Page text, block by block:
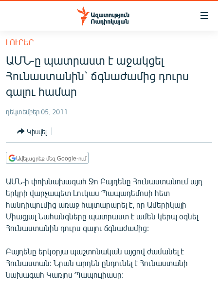
Մատչելիության
հիմնական
բովանդակությանը
Անցնել
հիմնական
մենյուին
ՀԱՅԱՍՏԱՆ
ՔԱՂԱՔԱԿԱՆ
ՀԱՍԱՐԱԿՈՒԹՅՈՒՆ
ՏՆՏԵՍՈՒԹՅՈՒՆ
ՊԱՏԵՐԱԶՄԻ 6 ՇԱԲԱԹՆԵՐԸ
ՏԱՐԱԾԱՇՐՋԱՆ
ՄԻՋԱԶԳԱՅԻՆ
ՍՊՈՐՏ
ՄԵԿՆԱԲԱՆՈՒԹՅՈՒՆ
ԼՈՒՐԵՐ
ԱՄՆ-ը պատրաստ է աջակցել
Հունաստանին` ճգնաժամից դուրս
գալու համար
դեկտեմբեր 05, 2011
Կիսվել
Ավելացրեք մեզ Google-ում
ԱՄՆ-ի փոխնախագահ Ջո Բայդենը Հունաստանում այդ
երկրի վարչապետ Լուկաս Պապադեմոսի հետ
հանդիպումից առաջ հայտարարել է, որ Ամերիկայի
Միացյալ Նահանգները պատրաստ է ամեն կերպ օգնել
Հունաստանին դուրս գալու ճգնաժամից:
Բայդենը երկօրյա պաշտոնական այցով ժամանել է
Հունաստան: Նրան արդեն ընդունել է Հունաստանի
նախագահ Կառլոս Պապուլիասը: